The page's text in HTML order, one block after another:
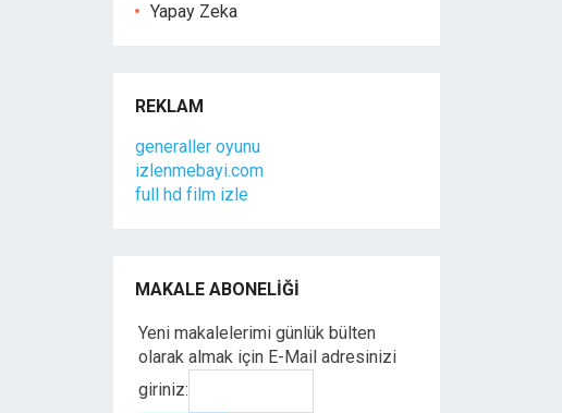
Yapay Zeka
REKLAM
generaller oyunu
izlenmebayi.com
full hd film izle
MAKALE ABONELIĞI
Yeni makalelerimi günlük bülten
olarak almak için E-Mail adresinizi
giriniz: